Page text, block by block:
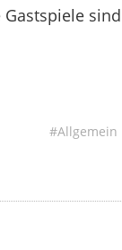
Allgemein